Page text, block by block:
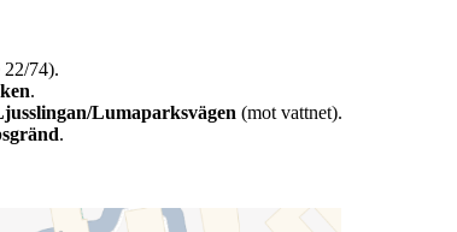
22/74).
.
Lumaparksvägen (mot vattnet).
.